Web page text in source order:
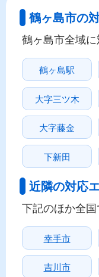
鶴ヶ島市の
鶴ヶ島市全域に
鶴ヶ島駅
大字三ツ木
大字藤金
下新田
近隣の対応
下記のほか全国
幸手市
吉川市